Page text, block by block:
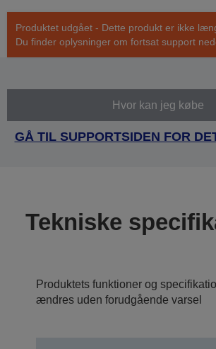
Produktet udgået - Dette produkt er ikke
Du finder oplysninger om fortsat support
Hvor kan jeg købe
GÅ TIL SUPPORTSIDEN FOR
Tekniske
Produktets funktioner og
ændres uden forudgående varsel